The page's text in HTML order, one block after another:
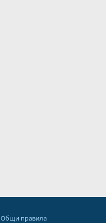
Общи правила